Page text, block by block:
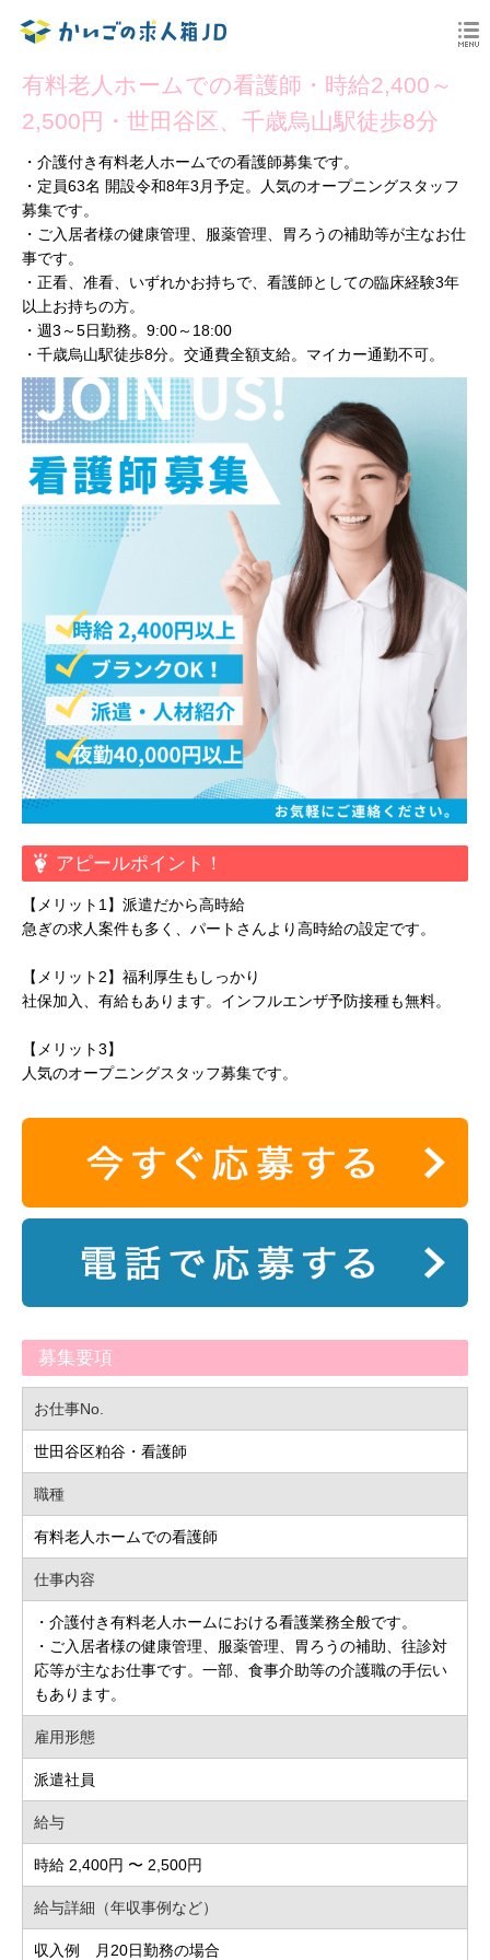
有料老人ホームでの看護師・時給2,400～
2,500円・世田谷区、千歳烏山駅徒歩8分
・介護付き有料老人ホームでの看護師募集です。
・定員63名 開設令和8年3月予定。人気のオープニングスタッフ
募集です。
・ご入居者様の健康管理、服薬管理、胃ろうの補助等が主なお仕
事です。
・正看、准看、いずれかお持ちで、看護師としての臨床経験3年
以上お持ちの方。
・週3～5日勤務。9:00～18:00
・千歳烏山駅徒歩8分。交通費全額支給。マイカー通勤不可。
アピールポイント！
【メリット1】派遣だから高時給
急ぎの求人案件も多く、パートさんより高時給の設定です。
【メリット2】福利厚生もしっかり
社保加入、有給もあります。インフルエンザ予防接種も無料。
【メリット3】
人気のオープニングスタッフ募集です。
募集要項
お仕事No.
世田谷区粕谷・看護師
職種
有料老人ホームでの看護師
仕事内容
・介護付き有料老人ホームにおける看護業務全般です。
・ご入居者様の健康管理、服薬管理、胃ろうの補助、往診対
応等が主なお仕事です。一部、食事介助等の介護職の手伝い
もあります。
雇用形態
派遣社員
給与
時給 2,400円 〜 2,500円
給与詳細（年収事例など）
収入例 月20日勤務の場合